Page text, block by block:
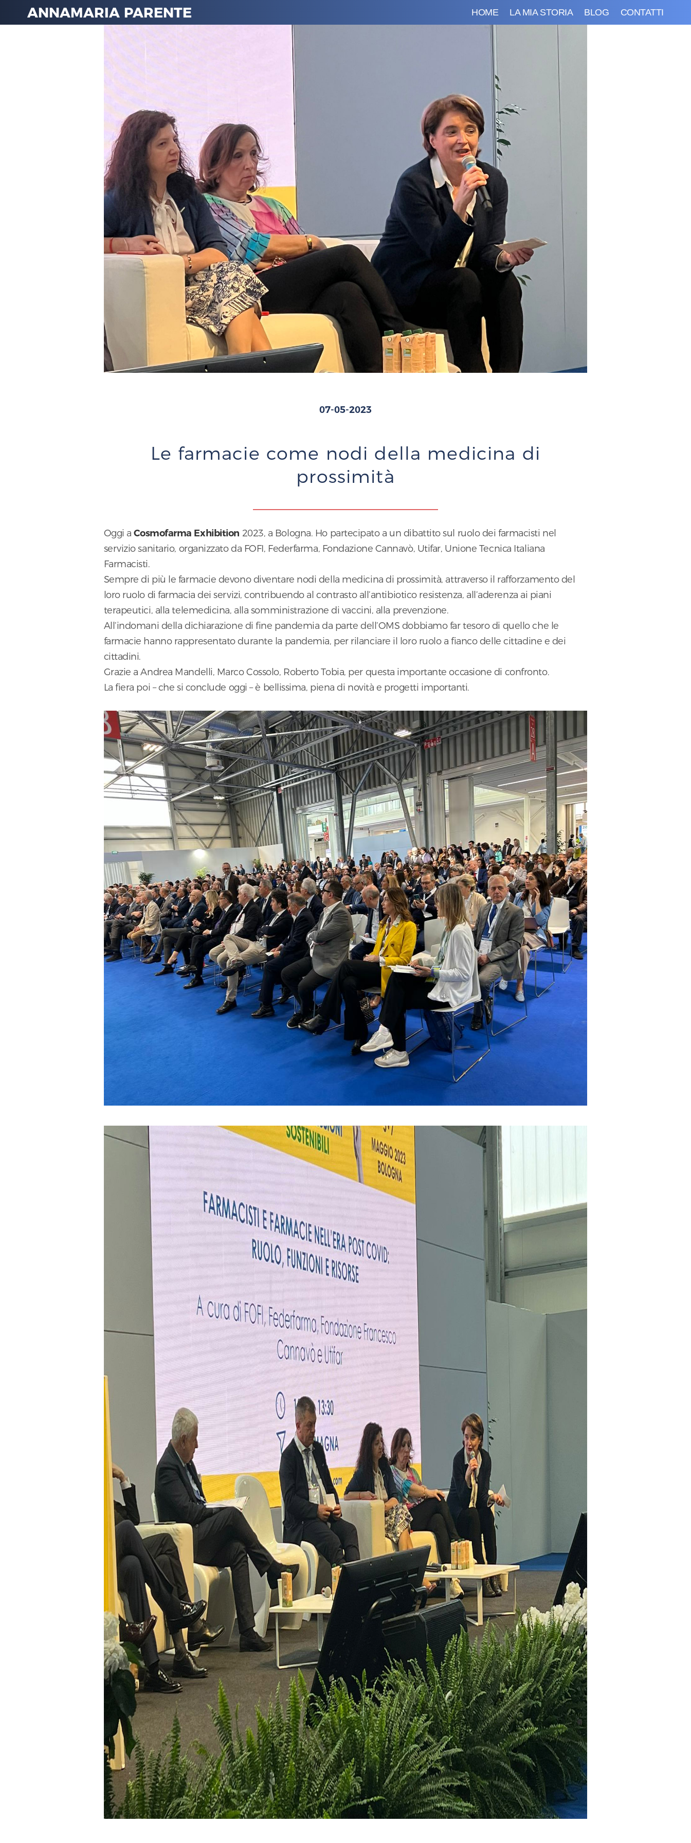
ANNAMARIA PARENTE HOME LA MIA STORIA BLOG CONTATTI
07-05-2023
Le farmacie come nodi della medicina di
prossimità
Oggi aCosmofarma Exhibition 2023, a Bologna. Ho partecipato a un dibattito sul ruolo dei farmacisti nel
servizio sanitario, organizzato da FOFI, Federfarma, Fondazione Cannavò, Utifar, Unione Tecnica Italiana
Farmacisti.
Sempre di più le farmacie devono diventare nodi della medicina di prossimità, attraverso il rafforzamento del
loro ruolo di farmacia dei servizi, contribuendo al contrasto all’antibiotico resistenza, all’aderenza ai piani
terapeutici, alla telemedicina, alla somministrazione di vaccini, alla prevenzione.
All’indomani della dichiarazione di fine pandemia da parte dell’OMS dobbiamo far tesoro di quello che le
farmacie hanno rappresentato durante la pandemia, per rilanciare il loro ruolo a fianco delle cittadine e dei
cittadini.
Grazie a Andrea Mandelli, Marco Cossolo, Roberto Tobia, per questa importante occasione di confronto.
La fiera poi – che si conclude oggi – è bellissima, piena di novità e progetti importanti.